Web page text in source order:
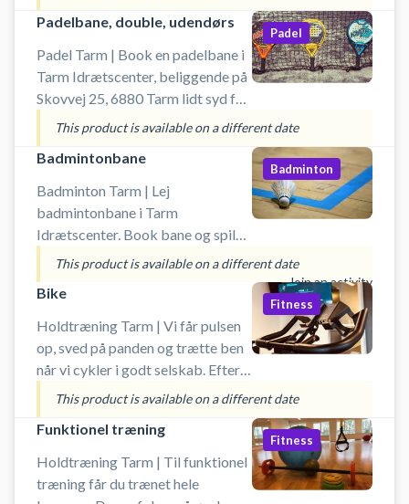
Padelbane, double, udendørs
Padel Tarm | Book en padelbane i
Tarm Idrætscenter, beliggende på
Skovvej 25, 6880 Tarm lidt syd for
Skjern. Padelbanen er en double
og spil padel i Tarm på udendørs
padelbaner i Ringkøbing-Skjern
Kommune. Tarm Idrætscenter -
padel byder på 2 double
padelbaner og derudover: ✔
Gratis parkering ved
padelbanerne hos Idrætscenter i
Tarm. ✔ Lån af bat og bolde er
inklusiv i booking af padel banen.
✔ Omklædningsrum og
badefaciliteter. #padel-tarm
#padel-ringkøbing
Padel
This product is available on a different date
Badmintonbane
Badminton Tarm | Lej
badmintonbane i Tarm
Idrætscenter. Book bane og spil
badminton i Tarm på en af
Booking af badmintonbane er inkl.
lån af badminton ketcher og
bolde. Ved booking af badminton
bane er der gratis parkering ved
som du finder på Skovvej 25, 6880
Tarm.
Badminton
This product is available on a different date
Join an activity
Bike
Holdtræning Tarm | Vi får pulsen
op, sved på panden og trætte ben
når vi cykler i godt selskab. Efter
dette lidt kortere spinningshold, er
cirkeltræning lige bagefter - så
har du fået en fantastisk træning
af hele kroppen og med både puls
og styrke!
Fitness
This product is available on a different date
Funktionel træning
Holdtræning Tarm | Til funktionel
træning får du trænet hele
Fitness